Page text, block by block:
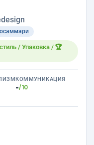
/ Упаковка / 🏆
КОММУНИКАЦИЯ
-/10